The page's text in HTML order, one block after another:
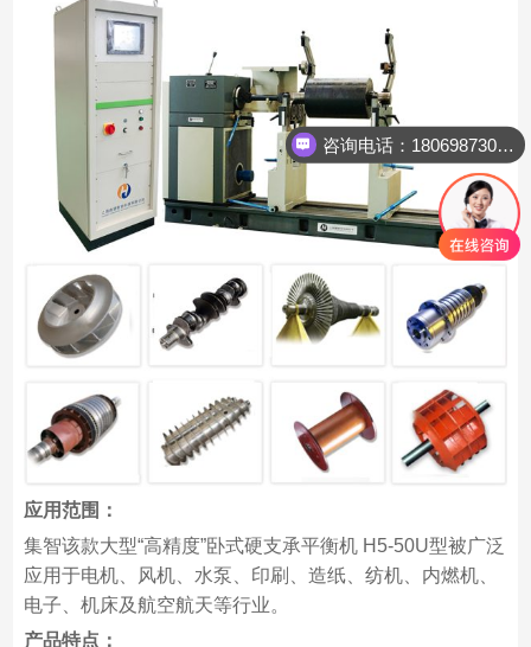
应用范围：
集智该款大型“高精度”卧式硬支承平衡机 H5-50U型被广泛
应用于电机、风机、水泵、印刷、造纸、纺机、内燃机、
电子、机床及航空航天等行业。
产品特点：
咨询电话：18069873023